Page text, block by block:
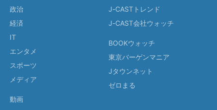
政治
経済
IT
エンタメ
スポーツ
メディア
動画
J-CASTトレンド
J-CAST会社ウォッチ
BOOKウォッチ
東京バーゲンマニア
Jタウンネット
ゼロまる